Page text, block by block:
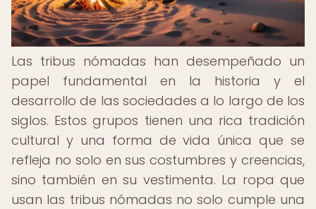
Las tribus nómadas han desempeñado un
papel fundamental en la historia y el
desarrollo de las sociedades a lo largo de los
siglos. Estos grupos tienen una rica tradición
cultural y una forma de vida única que se
refleja no solo en sus costumbres y creencias,
sino también en su vestimenta. La ropa que
usan las tribus nómadas no solo cumple una